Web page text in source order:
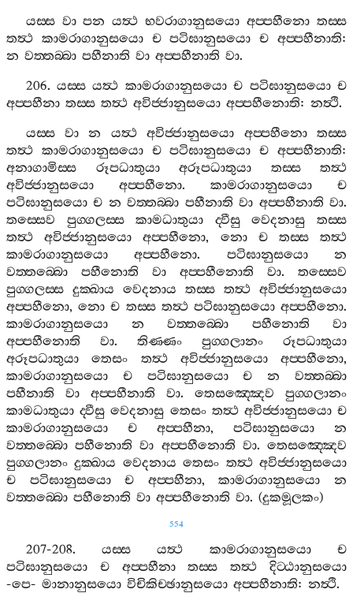
යස‍්ස වා පන යත්‍ථ භවරාගානුසයො අප‍්පහීනො තස‍්ස
තත්‍ථ කාමරාගානුසයො ච පටිඝානුසයො ච අප‍්පහීනාති:
න වත‍්තබ‍්බා පහීනාති වා අප‍්පහීනාති වා.
206.යස‍්ස යත්‍ථ කාමරාගානුසයො ච පටිඝානුසයො ච
අප‍්පහීනා තස‍්ස තත්‍ථ අවිජ‍්ජානුසයො අප‍්පහීනොති: නත්‍ථි.
යස‍්ස
වා න යත්‍ථ අවිජ‍්ජානුසයො අප‍්පහීනො
තස‍්ස
තත්‍ථ කාමරාගානුසයො ච පටිඝානුසයො ච අප‍්පහීනාති:
අනාගාමිස‍්ස
රූපධාතුයා අරූපධාතුයා තස‍්ස
තත්‍ථ
අවිජ‍්ජානුසයො
අප‍්පහීනො. කාමරාගානුසයො
ච
පටිඝානුසයො ච න වත‍්තබ‍්බා පහීනාති වා අප‍්පහීනාති වා.
තස‍්සෙව
පුග‍්ගලස‍්ස කාමධාතුයා ද‍්වීසු වෙදනාසු
තස‍්ස
තත්‍ථ
අවිජ‍්ජානුසයො අප‍්පහීනො, නො ච තස‍්ස
තත්‍ථ
කාමරාගානුසයො
අප‍්පහීනො. පටිඝානුසයො
න
වත‍්තබ‍්බො
පහීනොති වා අප‍්පහීනොති වා. තස‍්සෙව
පුග‍්ගලස‍්ස දුක‍්ඛාය වෙදනාය තස‍්ස තත්‍ථ අවිජ‍්ජානුසයො
අප‍්පහීනො,නො ච තස‍්ස තත්‍ථ පටිඝානුසයො අප‍්පහීනො.
කාමරාගානුසයො
න වත‍්තබ‍්බො පහීනොති
වා
අප‍්පහීනොති
වා. තිණ‍්ණං පුග‍්ගලානං
රූපධාතුයා
අරූපධාතුයා
තෙසං තත්‍ථ අවිජ‍්ජානුසයො අප‍්පහීනො,
කාමරාගානුසයො
ච පටිඝානුසයො ච න
වත‍්තබ‍්බා
පහීනාති
වා අප‍්පහීනාති වා. තෙසඤ‍්ඤෙව
පුග‍්ගලානං
කාමධාතුයා ද‍්වීසු වෙදනාසු තෙසං තත්‍ථ අවිජ‍්ජානුසයො ච
කාමරාගානුසයො
ච අප‍්පහීනා, පටිඝානුසයො
න
වත‍්තබ‍්බො පහීනොති වා අප‍්පහීනොති වා.තෙසඤ‍්ඤෙව
පුග‍්ගලානං දුක‍්ඛාය වෙදනාය තෙසං තත්‍ථ අවිජ‍්ජානුසයො
ච
පටිඝානුසයො ච අප‍්පහීනා,කාමරාගානුසයො
න
වත‍්තබ‍්බො පහීනොති වා අප‍්පහීනොති වා. (දුකමූලකං)
554
207-208. යස‍්ස යත්‍ථ කාමරාගානුසයො
ච
පටිඝානුසයො
ච අප‍්පහීනා තස‍්ස තත්‍ථ
දිට‍්ඨානුසයො
-පෙ- මානානුසයො විචිකිච‍්ඡානුසයො අප‍්පහීනාති: නත්‍ථි.